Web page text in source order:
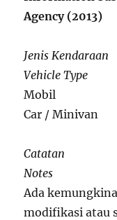
Agency (2013)
Jenis Kendaraan
Vehicle Type
Mobil
Car / Minivan
Catatan
Notes
Ada
modifikasi atau